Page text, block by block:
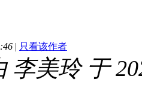
| 只看该作者
李美玲 于